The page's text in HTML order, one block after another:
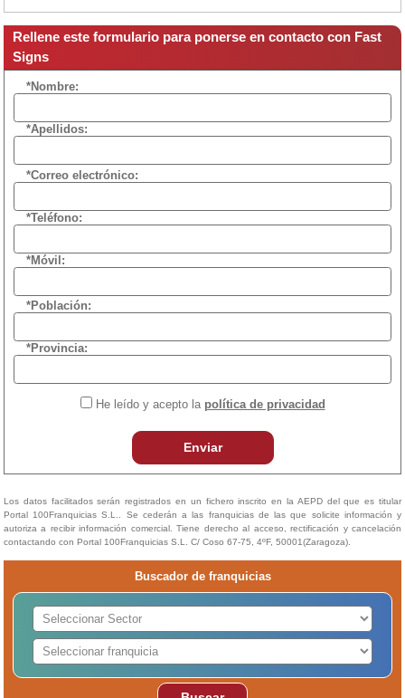
Rellene este formulario para ponerse en contacto con Fast
Signs
*Nombre:
*Apellidos:
*Correo electrónico:
*Teléfono:
*Móvil:
*Población:
*Provincia:
He leído y acepto la política de privacidad
Enviar
Los datos facilitados serán registrados en un fichero inscrito en la AEPD del que es titular
Portal 100Franquicias S.L.. Se cederán a las franquicias de las que solicite información y
autoriza a recibir información comercial. Tiene derecho al acceso, rectificación y cancelación
contactando con Portal 100Franquicias S.L. C/ Coso 67-75, 4ºF, 50001(Zaragoza).
Buscador de franquicias